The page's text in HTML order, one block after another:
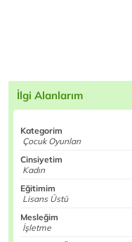
İlgi Alanlarım
Kategorim
Çocuk Oyunları
Cinsiyetim
Kadın
Eğitimim
Lisans Üstü
Mesleğim
İşletme